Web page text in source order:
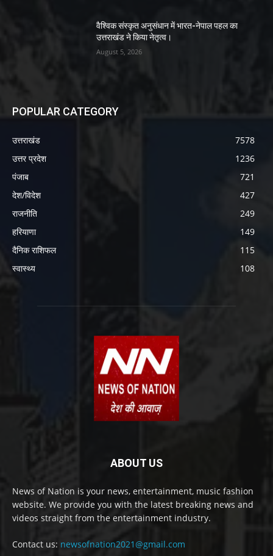
वैश्विक संस्कृत अनुसंधान में भारत-नेपाल पहल का
उत्तराखंड ने किया नेतृत्व।
August 5, 2026
POPULAR CATEGORY
उत्तराखंड
7578
उत्तर प्रदेश
1236
पंजाब
721
देश/विदेश
427
राजनीति
249
हरियाणा
149
दैनिक राशिफल
115
स्वास्थ्य
108
ABOUT US
News of Nation is your news, entertainment, music fashion
website. We provide you with the latest breaking news and
videos straight from the entertainment industry.
Contact us: newsofnation2021@gmail.com